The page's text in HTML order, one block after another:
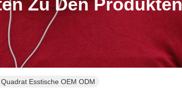
Zu Den Produkten
Esstische OEM ODM